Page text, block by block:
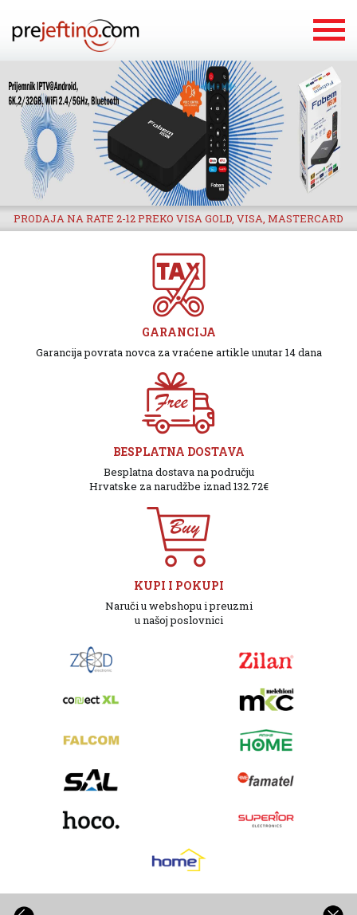
PRODAJA NA RATE 2-12 PREKO VISA GOLD, VISA, MASTERCARD
GARANCIJA
Garancija povrata novca za vraćene artikle unutar 14 dana
BESPLATNA DOSTAVA
Besplatna dostava na području
Hrvatske za narudžbe iznad 132.72€
KUPI I POKUPI
Naruči u webshopu i preuzmi
u našoj poslovnici